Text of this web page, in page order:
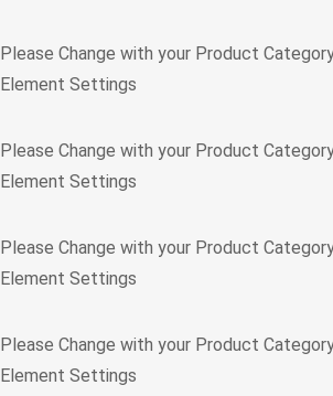
Please Change with your Product
Element Settings
Please Change with your Product
Element Settings
Please Change with your Product
Element Settings
Please Change with your Product
Element Settings